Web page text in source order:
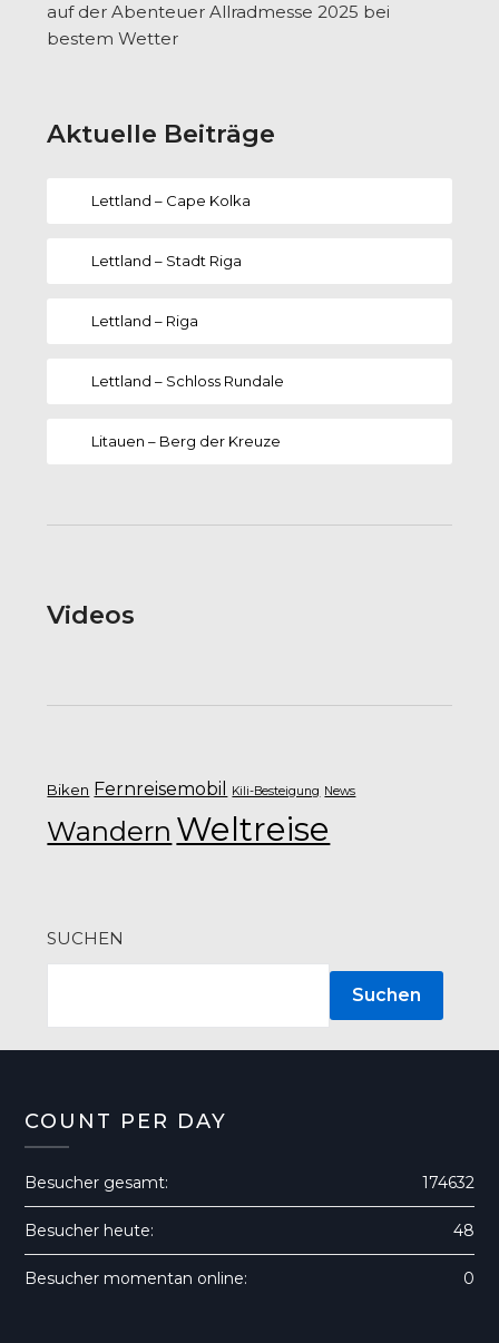
auf der Abenteuer Allradmesse 2025 bei
bestem Wetter
Aktuelle Beiträge
Lettland – Cape Kolka
Lettland – Stadt Riga
Lettland – Riga
Lettland – Schloss Rundale
Litauen – Berg der Kreuze
Videos
Biken Fernreisemobil Kili-Besteigung News
Wandern Weltreise
SUCHEN
Suchen
COUNT PER DAY
174632
Besucher gesamt:
48
Besucher heute:
0
Besucher momentan online: